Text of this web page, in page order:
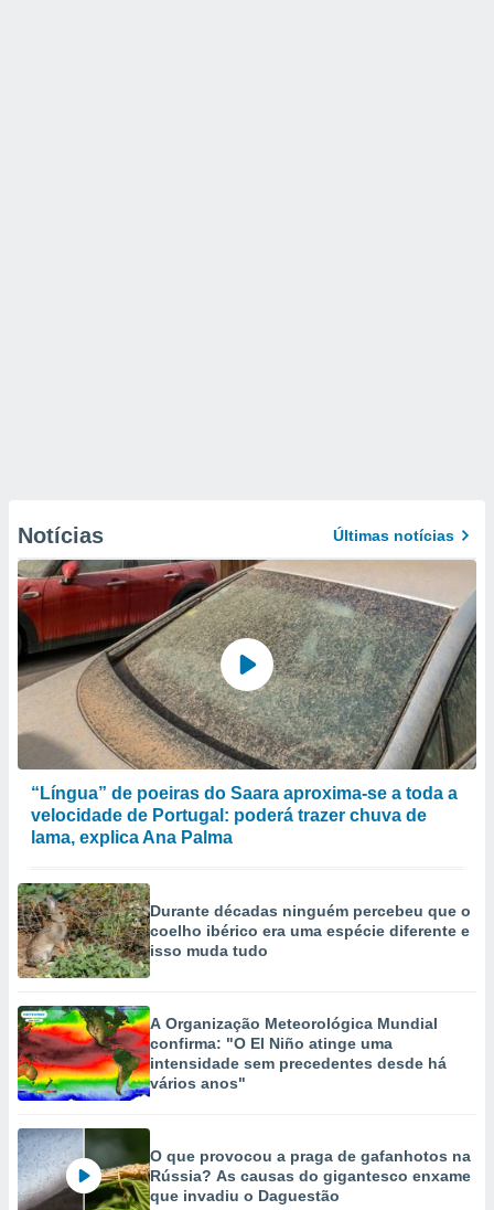
Notícias Últimas notícias
“Língua” de poeiras do Saara aproxima-se a toda a
velocidade de Portugal: poderá trazer chuva de
lama, explica Ana Palma
Durante décadas ninguém percebeu que o
coelho ibérico era uma espécie diferente e
isso muda tudo
A Organização Meteorológica Mundial
confirma: "O El Niño atinge uma
intensidade sem precedentes desde há
vários anos"
O que provocou a praga de gafanhotos na
Rússia? As causas do gigantesco enxame
que invadiu o Daguestão